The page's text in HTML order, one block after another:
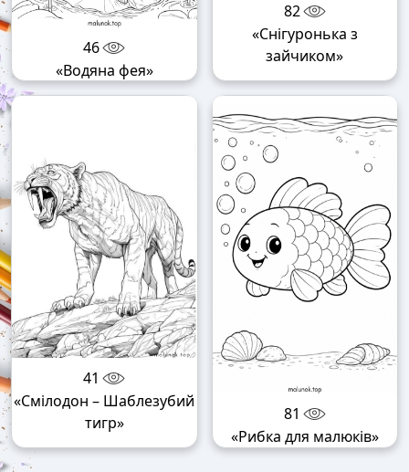
46
«Водяна фея»
82
«Снігуронька з
зайчиком»
41
«Смілодон – Шаблезубий
тигр»
81
«Рибка для малюків»